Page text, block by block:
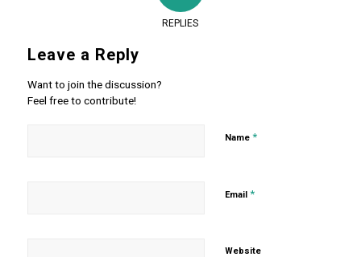
REPLIES
Leave a Reply
Want to join the discussion?
Feel free to contribute!
Name *
Email *
Website